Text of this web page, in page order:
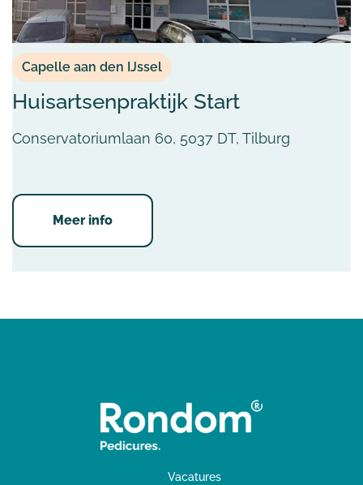
Capelle aan den IJssel
Huisartsenpraktijk Start
Conservatoriumlaan 60, 5037 DT, Tilburg
Meer info
Vacatures